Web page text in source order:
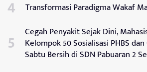
Transformasi Paradigma Wakaf
Cegah Penyakit Sejak Dini,
Kelompok 50 Sosialisasi PHBS
Sabtu Bersih di SDN Pabuaran 2